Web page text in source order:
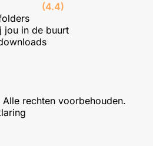
(4.4)
jou in de buurt
rechten voorbehouden.